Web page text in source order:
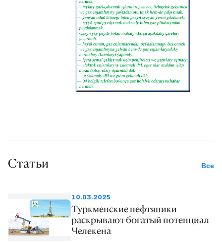
Статьи Все
10.03.2025
Туркменские нефтяники
раскрывают богатый потенциал
Челекена